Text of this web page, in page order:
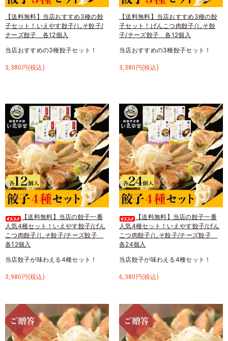
【送料無料】当店おすすめ3種の餃
子セット！いえやす餃子/しそ餃子/
チーズ餃子 各12個入
当店おすすめの3種餃子セット！
3,380円(税込)
【送料無料】当店おすすめ3種の餃
子セット！げんこつ肉餃子/しそ餃
子/チーズ餃子 各12個入
当店おすすめの3種餃子セット！
3,380円(税込)
【送料無料】当店の餃子一番
人気4種セット！いえやす餃子/げん
こつ肉餃子/しそ餃子/チーズ餃子
各12個入
当店餃子が味わえる4種セット！
3,980円(税込)
【送料無料】当店の餃子一番
人気4種セット！いえやす餃子/げん
こつ肉餃子/しそ餃子/チーズ餃子
各24個入
当店餃子が味わえる4種セット！
6,380円(税込)